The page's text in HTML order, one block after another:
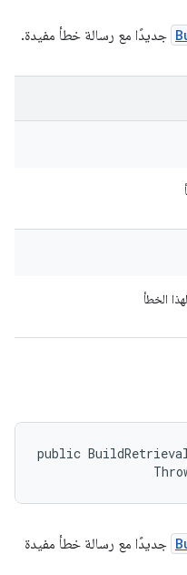
جديدًا مع رسالة خطأ مفيدة.
الخطأ
public
جديدًا مع رسالة خطأ مفيدة